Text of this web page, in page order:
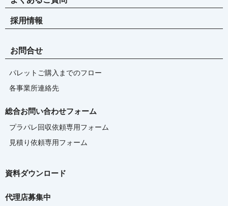
採用情報
お問合せ
パレットご購入までのフロー
各事業所連絡先
総合お問い合わせフォーム
プラパレ回収依頼専用フォーム
見積り依頼専用フォーム
資料ダウンロード
代理店募集中